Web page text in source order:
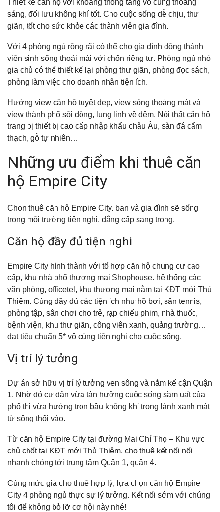
Thiết kế căn hộ với khoảng thông tầng vô cùng thoáng
sáng, đối lưu không khí tốt. Cho cuộc sống dễ chịu, thư
giãn, tốt cho sức khỏe các thành viên gia đình.
Với 4 phòng ngủ rộng rãi có thể cho gia đình đông thành
viên sinh sống thoải mái với chốn riêng tư. Phòng ngủ nhỏ
gia chủ có thể thiết kế lại phòng thư giãn, phòng đọc sách,
phòng làm việc cho doanh nhân tiện ích.
Hướng view căn hộ tuyệt đẹp, view sông thoáng mát và
view thành phố sôi động, lung linh về đêm. Nội thất căn hộ
trang bị thiết bị cao cấp nhập khẩu châu Âu, sàn đá cẩm
thạch, gỗ tự nhiên…
Những ưu điểm khi thuê căn
hộ Empire City
Chọn thuê căn hộ Empire City, bạn và gia đình sẽ sống
trong môi trường tiện nghi, đẳng cấp sang trọng.
Căn hộ đầy đủ tiện nghi
Empire City hình thành với tổ hợp căn hộ chung cư cao
cấp, khu nhà phố thương mại Shophouse. hệ thống các
văn phòng, officetel, khu thương mại nằm tại KĐT mới Thủ
Thiêm. Cùng đầy đủ các tiện ích như hồ bơi, sân tennis,
phòng tập, sân chơi cho trẻ, rạp chiếu phim, nhà thuốc,
bệnh viện, khu thư giãn, công viên xanh, quảng trường…
đạt tiêu chuẩn 5* vô cùng tiện nghi cho cuộc sống.
Vị trí lý tưởng
Dự án sở hữu vị trí lý tưởng ven sông và nằm kế cận Quận
1. Nhờ đó cư dân vừa tận hưởng cuộc sống sầm uất của
phố thị vừa hưởng trọn bầu không khí trong lành xanh mát
từ sông thổi vào.
Từ căn hộ Empire City tại đường Mai Chí Thọ – Khu vực
chủ chốt tại KĐT mới Thủ Thiêm, cho thuê kết nối nối
nhanh chóng tới trung tâm Quận 1, quận 4.
Cùng mức giá cho thuê hợp lý, lựa chọn căn hộ Empire
City 4 phòng ngủ thực sự lý tưởng. Kết nối sớm với chúng
tôi để không bỏ lỡ cơ hội này nhé!